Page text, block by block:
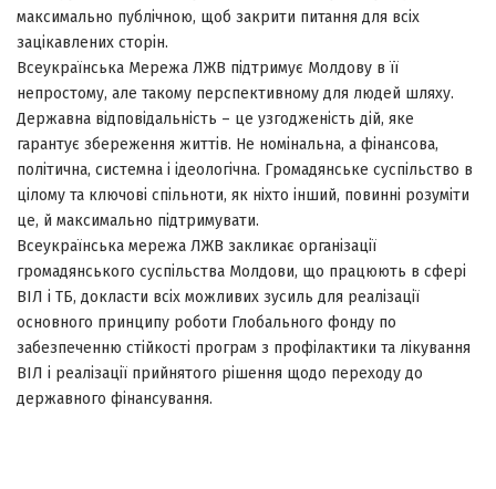
максимально публічною, щоб закрити питання для всіх
зацікавлених сторін.
Всеукраїнська Мережа ЛЖВ підтримує Молдову в її
непростому, але такому перспективному для людей шляху.
Державна відповідальність – це узгодженість дій, яке
гарантує збереження життів. Не номінальна, а фінансова,
політична, системна і ідеологічна. Громадянське суспільство в
цілому та ключові спільноти, як ніхто інший, повинні розуміти
це, й максимально підтримувати.
Всеукраїнська мережа ЛЖВ закликає організації
громадянського суспільства Молдови, що працюють в сфері
ВІЛ і ТБ, докласти всіх можливих зусиль для реалізації
основного принципу роботи Глобального фонду по
забезпеченню стійкості програм з профілактики та лікування
ВІЛ і реалізації прийнятого рішення щодо переходу до
державного фінансування.